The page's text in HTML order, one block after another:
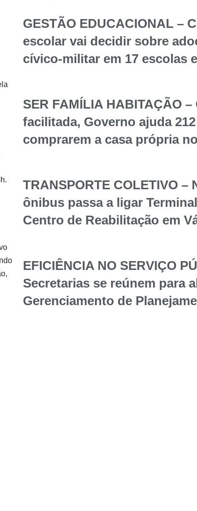
GESTÃO EDUCACIONAL –
escolar vai decidir sobre
cívico-militar em 17 escolas
SER FAMÍLIA HABITAÇÃO
facilitada, Governo ajuda
comprarem a casa própria
TRANSPORTE COLETIVO –
ônibus passa a ligar
Centro de Reabilitação em
EFICIÊNCIA NO SERVIÇO
Secretarias se reúnem para
Gerenciamento de